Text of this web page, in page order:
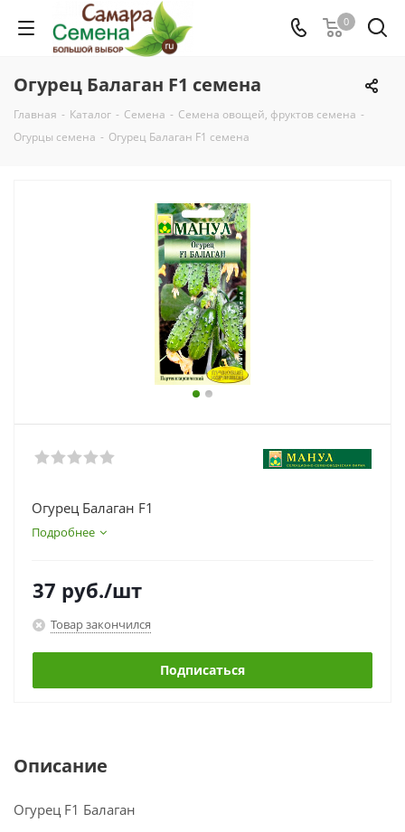
0
Огурец Балаган F1 семена
Главная - Каталог - Семена - Семена овощей, фруктов семена -
Огурцы семена - Огурец Балаган F1 семена
Огурец Балаган F1
Подробнее
37 руб./шт
Товар закончился
Подписаться
Описание
Огурец F1 Балаган